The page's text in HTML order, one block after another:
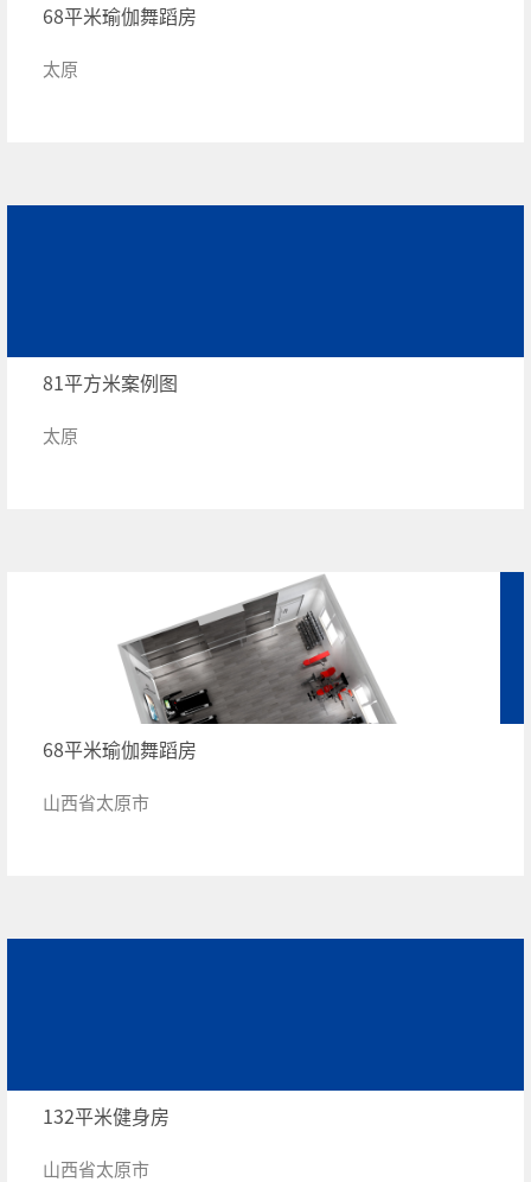
68平米瑜伽舞蹈房
太原
81平方米案例图
太原
68平米瑜伽舞蹈房
山西省太原市
132平米健身房
山西省太原市